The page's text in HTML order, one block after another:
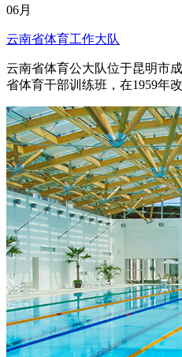
06月
云南省体育工作大队
云南省体育公大队位于昆明市
省体育干部训练班，在1959年